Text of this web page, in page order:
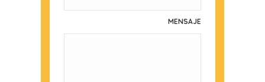
MENSAJE